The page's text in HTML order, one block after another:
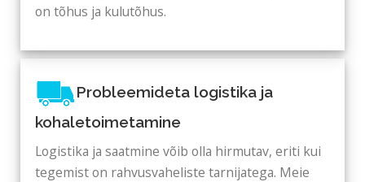
on tõhus ja kulutõhus.
Probleemideta logistika ja
kohaletoimetamine
Logistika ja saatmine võib olla hirmutav, eriti kui
tegemist on rahvusvaheliste tarnijatega. Meie